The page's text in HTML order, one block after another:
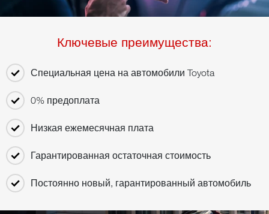
Ключевые преимущества:
Специальная цена на автомобили Toyota
0% предоплата
Низкая ежемесячная плата
Гарантированная остаточная стоимость
Постоянно новый, гарантированный автомобиль